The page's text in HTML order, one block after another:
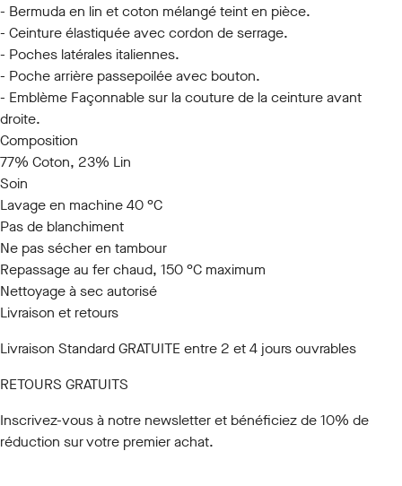
- Bermuda en lin et coton mélangé teint en pièce.
- Ceinture élastiquée avec cordon de serrage.
- Poches latérales italiennes.
- Poche arrière passepoilée avec bouton.
- Emblème Façonnable sur la couture de la ceinture avant
droite.
Composition
77% Coton, 23% Lin
Soin
Lavage en machine 40 °C
Pas de blanchiment
Ne pas sécher en tambour
Repassage au fer chaud, 150 °C maximum
Nettoyage à sec autorisé
Livraison et retours
Livraison Standard GRATUITE entre 2 et 4 jours ouvrables
RETOURS GRATUITS
Inscrivez-vous à notre newsletteret bénéficiez de 10% de
réduction sur votre premier achat.